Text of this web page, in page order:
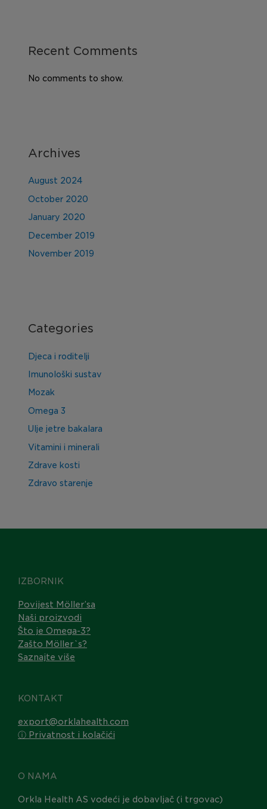
Recent Comments
No comments to show.
Archives
August 2024
October 2020
January 2020
December 2019
November 2019
Categories
Djeca i roditelji
Imunološki sustav
Mozak
Omega 3
Ulje jetre bakalara
Vitamini i minerali
Zdrave kosti
Zdravo starenje
O NAMA
Orkla Health AS vodeći je dobavljač (i trgovac)
IZBORNIK
Povijest Möller’sa
Naši proizvodi
Što je Omega-3?
Zašto Möller`s?
Saznajte više
KONTAKT
export@orklahealth.com
ⓘ Privatnost i kolačići